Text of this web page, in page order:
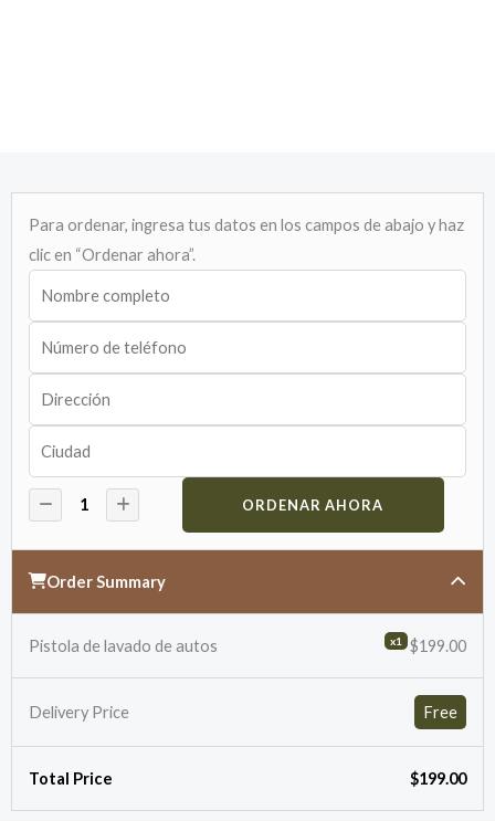
Para ordenar, ingresa tus datos en los campos de abajo y haz
clic en “Ordenar ahora”.
ORDENAR AHORA
Order Summary
Pistola de lavado de autos x1 $199.00
Delivery Price Free
Total Price $199.00